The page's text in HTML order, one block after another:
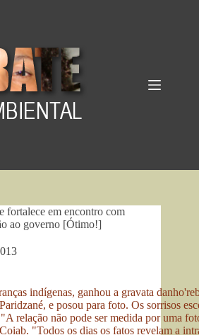
fortalece em encontro com
ao governo [Ótimo!]